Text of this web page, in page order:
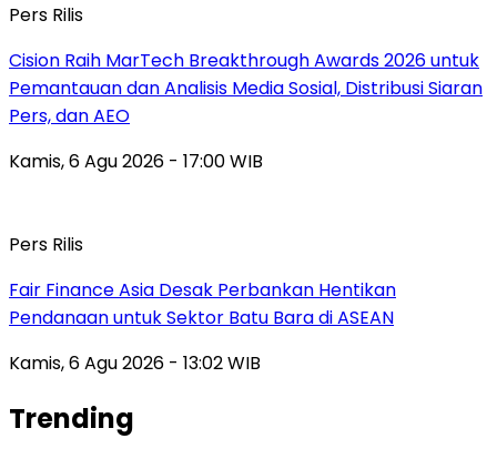
Pers Rilis
Cision Raih MarTech Breakthrough Awards 2026 untuk
Pemantauan dan Analisis Media Sosial, Distribusi Siaran
Pers, dan AEO
Kamis, 6 Agu 2026 - 17:00 WIB
Pers Rilis
Fair Finance Asia Desak Perbankan Hentikan
Pendanaan untuk Sektor Batu Bara di ASEAN
Kamis, 6 Agu 2026 - 13:02 WIB
Trending